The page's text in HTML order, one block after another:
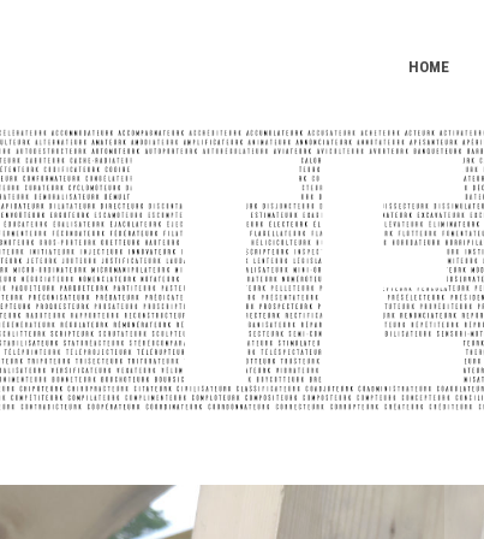
HOME